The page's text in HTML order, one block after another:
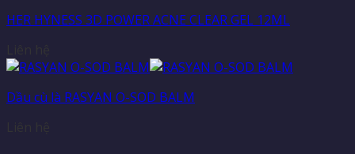
HER HYNESS 3D POWER ACNE CLEAR GEL 12ML
Dầu cù là RASYAN O-SOD BALM